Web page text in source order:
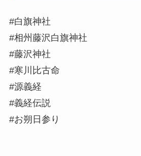
#白旗神社
#相州藤沢白旗神社
#藤沢神社
#寒川比古命
#源義経
#義経伝説
#お朔日参り